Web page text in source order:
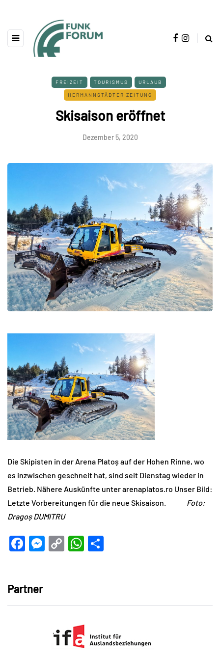
FREIZEIT TOURISMUS URLAUB
HERMANNSTÄDTER ZEITUNG
Skisaison eröffnet
Dezember 5, 2020
Die Skipisten in der Arena Platoș auf der Hohen Rinne, wo
es inzwischen geschneit hat, sind seit Dienstag wieder in
Betrieb. Nähere Auskünfte unter arenaplatos.ro Unser Bild:
Letzte Vorbereitungen für die neue Skisaison.
Foto:
Dragoș DUMITRU
Facebook
Messenger
CopyWhatsApp
Partner